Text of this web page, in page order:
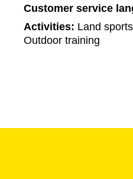
Customer service
Activities: Land
Outdoor training